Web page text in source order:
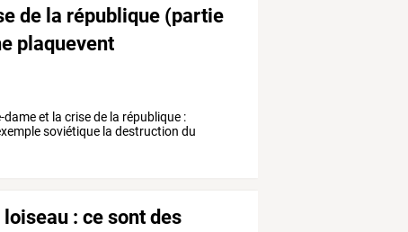
de la république (partie
plaquevent
et la crise de la république :
soviétique la destruction du
: ce sont des